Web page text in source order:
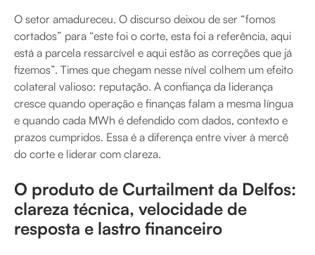
O setor amadureceu. O discurso deixou de ser “fomos
cortados” para “este foi o corte, esta foi a referência, aqui
está a parcela ressarcível e aqui estão as correções que já
fizemos”. Times que chegam nesse nível colhem um efeito
colateral valioso: reputação. A confiança da liderança
cresce quando operação e finanças falam a mesma língua
e quando cada MWh é defendido com dados, contexto e
prazos cumpridos. Essa é a diferença entre viver à mercê
do corte e liderar com clareza.
O produto de Curtailment da Delfos:
clareza técnica, velocidade de
resposta e lastro financeiro